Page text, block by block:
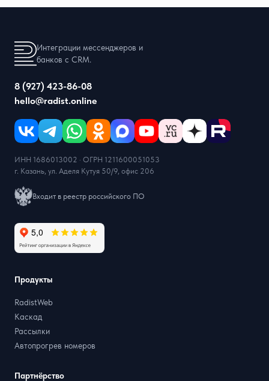
Интеграции мессенджеров и
банков с CRM.
8 (927) 423-86-08
hello@radist.online
ИНН 1686013002 · ОГРН 1211600051053
г. Казань, ул. Аделя Кутуя 50/9, офис 206
Входит в реестр российского ПО
Продукты
RadistWeb
Каскад
Рассылки
Автопрогрев номеров
Партнёрство